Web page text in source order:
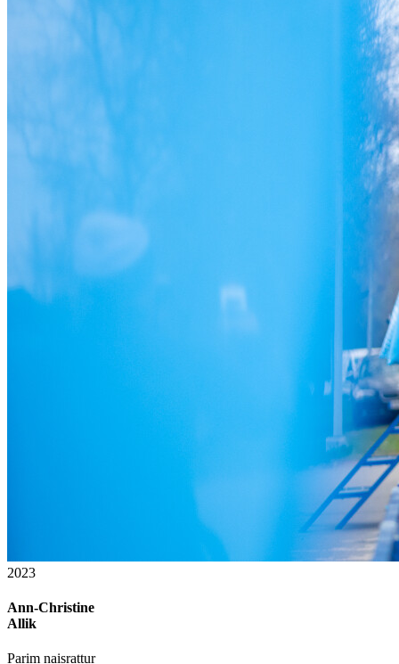
2023
Ann-Christine
Allik
Parim naisrattur